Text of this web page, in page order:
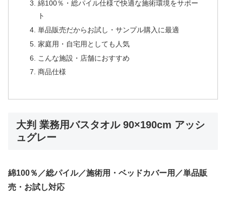
綿100％・総パイル仕様で快適な施術環境をサポー
ト
単品販売だからお試し・サンプル購入に最適
家庭用・自宅用としても人気
こんな施設・店舗におすすめ
商品仕様
大判 業務用バスタオル 90×190cm アッシ
ュグレー
綿100％／総パイル／施術用・ベッドカバー用／単品販
売・お試し対応